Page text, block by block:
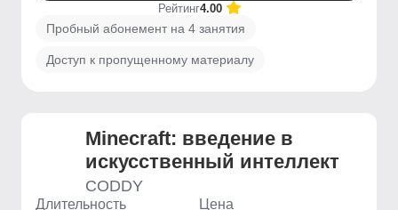
Рейтинг4.00
Пробный абонемент на 4 занятия
Доступ к пропущенному материалу
Minecraft: введение в
искусственный интеллект
CODDY
Длительность Цена